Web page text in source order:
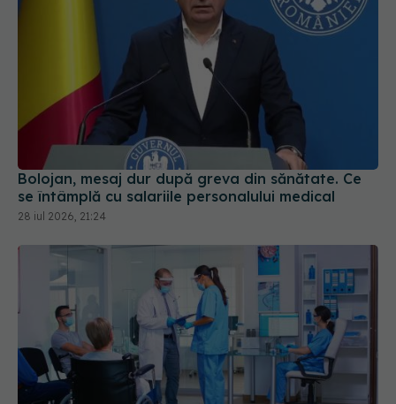
Bolojan, mesaj dur după greva din sănătate. Ce
se întâmplă cu salariile personalului medical
28 iul 2026, 21:24